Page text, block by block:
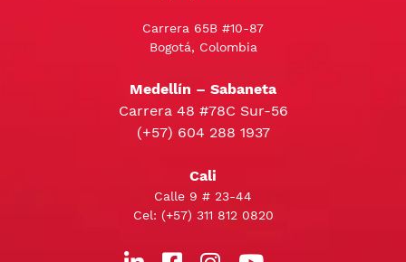
Carrera 65B #10-87
Bogotá, Colombia
Medellín – Sabaneta
Carrera 48 #78C Sur-56
(+57) 604 288 1937
Cali
Calle 9 # 23-44
Cel: (+57) 311 812 0820